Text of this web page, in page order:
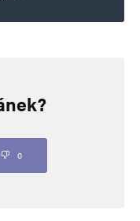
informace jsou
0